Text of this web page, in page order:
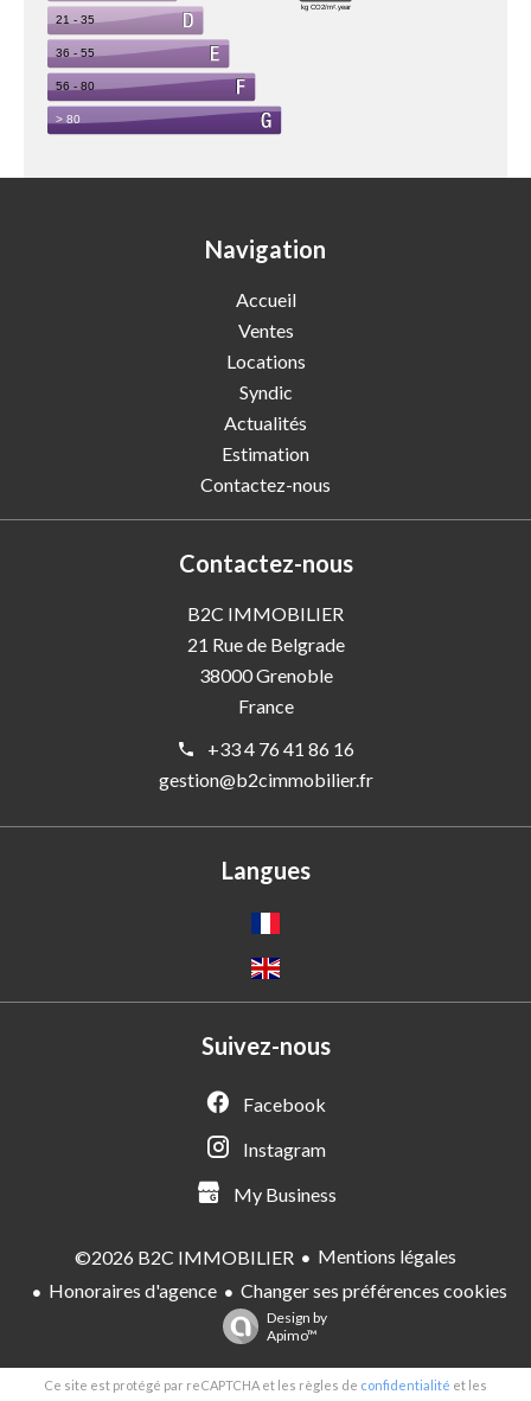
Navigation
Accueil
Ventes
Locations
Syndic
Actualités
Estimation
Contactez-nous
Contactez-nous
B2C IMMOBILIER
21 Rue de Belgrade
38000Grenoble
France
+33 4 76 41 86 16
gestion@b2cimmobilier.fr
Langues
Suivez-nous
Facebook
Instagram
My Business
©2026 B2C IMMOBILIER
Mentions légales
Honoraires d'agence
Changer ses préférences cookies
Design by
Apimo™
Ce site est protégé par reCAPTCHA et les règles de confidentialité et les